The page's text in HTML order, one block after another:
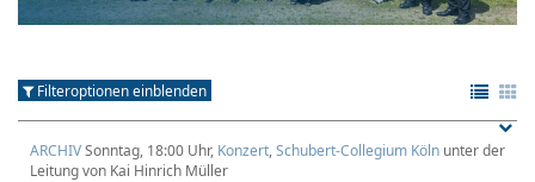
Filteroptionen einblenden
ARCHIVSonntag, 18:00 Uhr, Konzert,Schubert-Collegium Köln unter der
Leitung von Kai Hinrich Müller